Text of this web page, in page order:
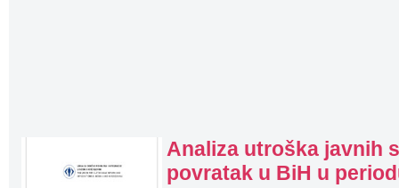
Analiza utroška javnih
povratak u BiH u